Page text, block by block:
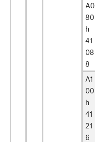
A0
80
h
41
08
8
A1
00
h
41
21
6